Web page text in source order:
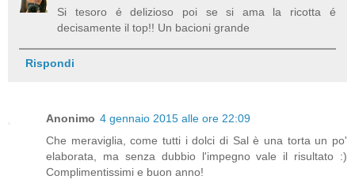
Si tesoro é delizioso poi se si ama la ricotta é
decisamente il top!! Un bacioni grande
Rispondi
Anonimo 4 gennaio 2015 alle ore 22:09
Che meraviglia, come tutti i dolci di Sal è una torta un po'
elaborata, ma senza dubbio l'impegno vale il risultato :)
Complimentissimi e buon anno!